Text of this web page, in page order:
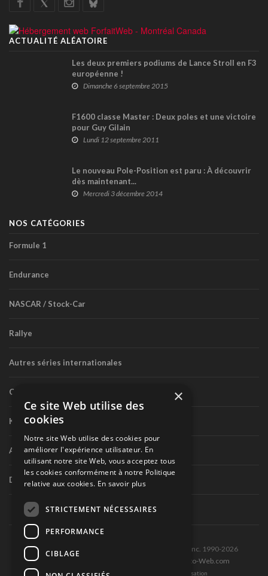
ACTUALITÉ ALÉATOIRE
Les deux premiers podiums de Lance Stroll en F3
européenne !
Dimanche 6 septembre 2015
F1600 classe Master : Deux poles et une victoire
pour Guy Gilain
Lundi 12 septembre 2011
Le nouveau Pole-Position est paru : À découvrir
dès maintenant...
Mercredi 3 décembre 2014
NOS CATÉGORIES
Formule 1
Endurance
NASCAR / Stock-Car
Rallye
Autres séries internationales
Circuit routier canadien
Karting
Autres séries nationales
Divers
Tous droits réservés © Les Éditions Pole-Position inc. 1990-2026
Ce site est produit et hébergé par Montréal-Photo-Web.com
Politique de confidentialité et Conditions d’utilisation
×
Ce site Web utilise des
cookies
Notre site Web utilise des cookies pour
améliorer l'expérience utilisateur. En
utilisant notre site Web, vous acceptez tous
les cookies conformément à notre Politique
relative aux cookies. En savoir plus
STRICTEMENT NÉCESSAIRES
PERFORMANCE
CIBLAGE